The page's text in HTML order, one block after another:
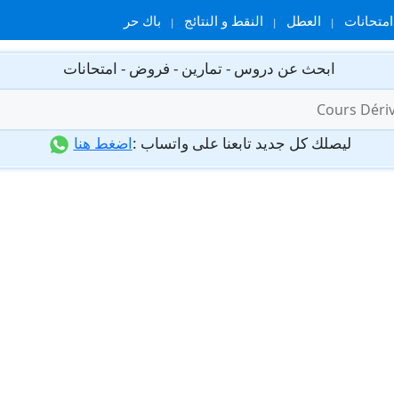
امتحانات العطل النقط و النتائج باك حر
ابحث عن دروس - تمارين - فروض - امتحانات
ليصلك كل جديد تابعنا على واتساب :اضغط هنا